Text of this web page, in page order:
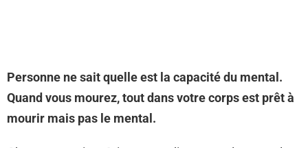
Personne ne sait quelle est la capacité du mental.
Quand vous mourez, tout dans votre corps est prêt à
mourir mais pas le mental.